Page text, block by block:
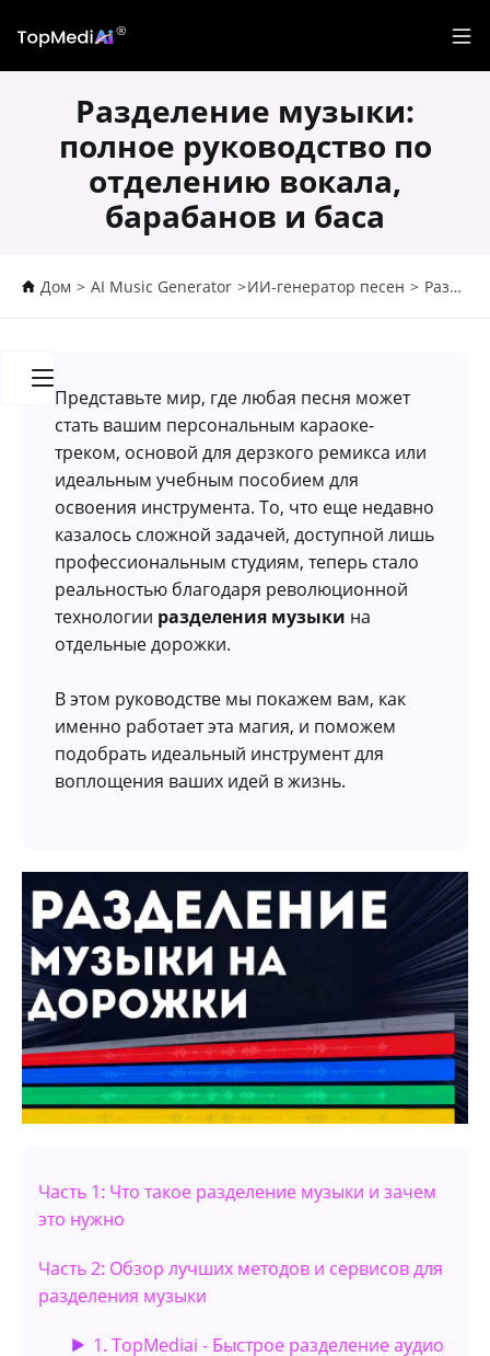
Разделение музыки:
полное руководство по
отделению вокала,
барабанов и баса
Дом > AI Music Generator >ИИ-генератор песен > Разделение музыки: полное руководство по отделению вокала, барабанов и баса
Представьте мир, где любая песня может
стать вашим персональным караоке-
треком, основой для дерзкого ремикса или
идеальным учебным пособием для
освоения инструмента. То, что еще недавно
казалось сложной задачей, доступной лишь
профессиональным студиям, теперь стало
реальностью благодаря революционной
технологии разделения музыки на
отдельные дорожки.
В этом руководстве мы покажем вам, как
именно работает эта магия, и поможем
подобрать идеальный инструмент для
воплощения ваших идей в жизнь.
Часть 1: Что такое разделение музыки и зачем
это нужно
Часть 2: Обзор лучших методов и сервисов для
разделения музыки
1. TopMediai - Быстрое разделение аудио